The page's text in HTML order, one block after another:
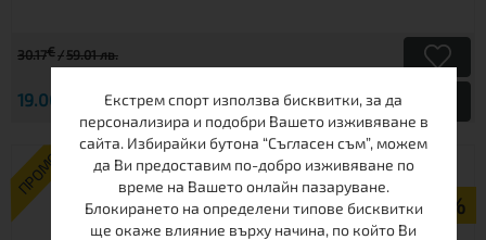
30.17€ 59.01 лв.
19.00 37.16 лв.
ПРОМО
-43%
Екстрем спорт използва бисквитки, за да
персонализира и подобри Вашето изживяване в
сайта. Избирайки бутона “Съгласен съм”, можем
да Ви предоставим по-добро изживяване по
време на Вашето онлайн пазаруване.
Блокирането на определени типове бисквитки
ще окаже влияние върху начина, по който Ви